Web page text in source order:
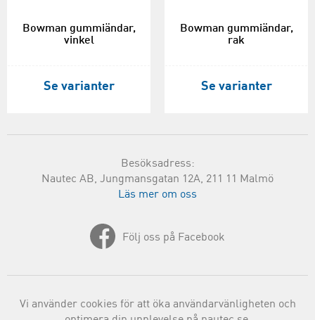
Bowman gummiändar,
vinkel
Se varianter
Bowman gummiändar,
rak
Se varianter
Besöksadress:
Nautec AB, Jungmansgatan 12A, 211 11 Malmö
Läs mer om oss
Följ oss på Facebook
Vi använder cookies för att öka användarvänligheten och